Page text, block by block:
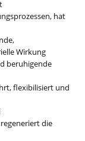
hat
Wirkung
beruhigende
flexibilisiert und
die